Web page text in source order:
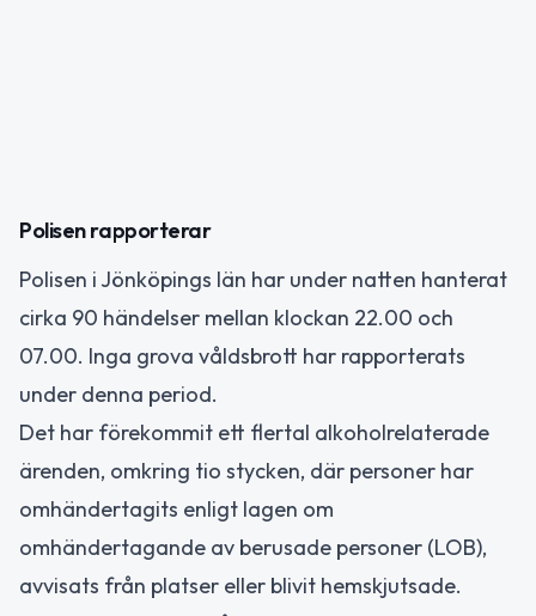
Polisen rapporterar
Polisen i Jönköpings län har under natten hanterat
cirka 90 händelser mellan klockan 22.00 och
07.00. Inga grova våldsbrott har rapporterats
under denna period.
Det har förekommit ett flertal alkoholrelaterade
ärenden, omkring tio stycken, där personer har
omhändertagits enligt lagen om
omhändertagande av berusade personer (LOB),
avvisats från platser eller blivit hemskjutsade.